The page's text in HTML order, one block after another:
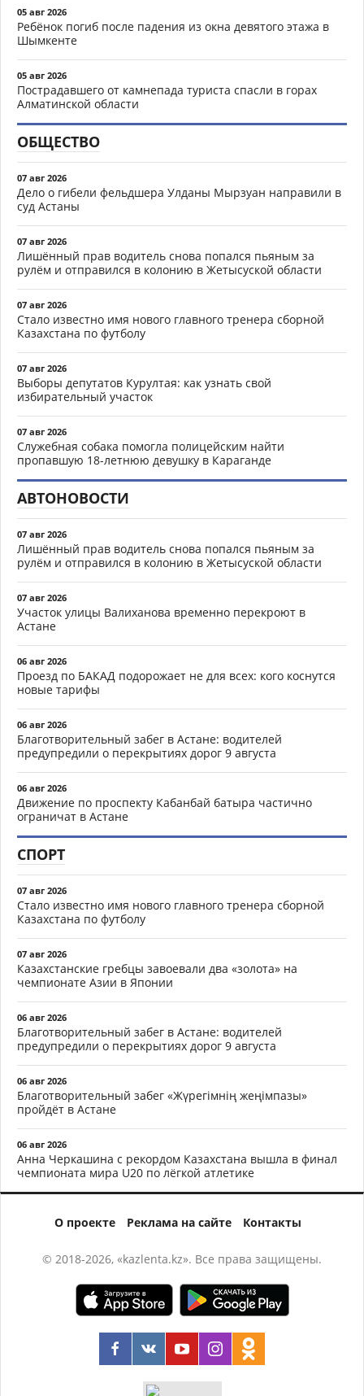
05 авг 2026
Ребёнок погиб после падения из окна девятого этажа в
Шымкенте
05 авг 2026
Пострадавшего от камнепада туриста спасли в горах
Алматинской области
ОБЩЕСТВО
07 авг 2026
Дело о гибели фельдшера Улданы Мырзуан направили в
суд Астаны
07 авг 2026
Лишённый прав водитель снова попался пьяным за
рулём и отправился в колонию в Жетысуской области
07 авг 2026
Стало известно имя нового главного тренера сборной
Казахстана по футболу
07 авг 2026
Выборы депутатов Курултая: как узнать свой
избирательный участок
07 авг 2026
Служебная собака помогла полицейским найти
пропавшую 18-летнюю девушку в Караганде
АВТОНОВОСТИ
07 авг 2026
Лишённый прав водитель снова попался пьяным за
рулём и отправился в колонию в Жетысуской области
07 авг 2026
Участок улицы Валиханова временно перекроют в
Астане
06 авг 2026
Проезд по БАКАД подорожает не для всех: кого коснутся
новые тарифы
06 авг 2026
Благотворительный забег в Астане: водителей
предупредили о перекрытиях дорог 9 августа
06 авг 2026
Движение по проспекту Кабанбай батыра частично
ограничат в Астане
СПОРТ
07 авг 2026
Стало известно имя нового главного тренера сборной
Казахстана по футболу
07 авг 2026
Казахстанские гребцы завоевали два «золота» на
чемпионате Азии в Японии
06 авг 2026
Благотворительный забег в Астане: водителей
предупредили о перекрытиях дорог 9 августа
06 авг 2026
Благотворительный забег «Жүрегімнің жеңімпазы»
пройдёт в Астане
06 авг 2026
Анна Черкашина с рекордом Казахстана вышла в финал
чемпионата мира U20 по лёгкой атлетике
О проекте Реклама на сайте Контакты
© 2018-2026, «kazlenta.kz». Все права защищены.